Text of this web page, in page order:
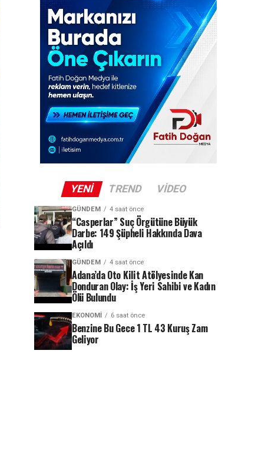
YENI TREND VIDEO
GÜNDEM 4 saat önce
“Casperlar” Suç Örgütüne Büyük
Darbe: 149 Şüpheli Hakkında Dava
Açıldı
GÜNDEM 4 saat önce
Adana’da Oto Kilit Atölyesinde Kan
Donduran Olay: İş Yeri Sahibi ve Kadın
Ölü Bulundu
EKONOMI 6 saat önce
Benzine Bu Gece 1 TL 43 Kuruş Zam
Geliyor